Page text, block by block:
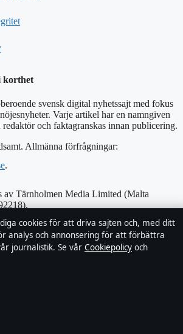
korthet
svensk digital nyhetssajt med fokus
Varje artikel har en namngiven
och faktagranskas innan publicering.
Allmänna förfrågningar:
.
av Tärnholmen Media Limited (Malta
·WorldRSS·
cookies för att driva sajten och, med ditt
analys och annonsering för att förbättra
journalistik. Se vår Cookiepolicy och